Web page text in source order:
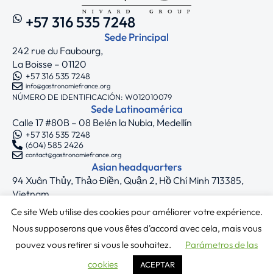
+57 316 535 7248
Sede Principal
242 rue du Faubourg,
La Boisse – 01120
+57 316 535 7248
info@gastronomiefrance.org
NÚMERO DE IDENTIFICACIÓN: W012010079
Sede Latinoamérica
Calle 17 #80B – 08 Belén la Nubia, Medellín
+57 316 535 7248
(604) 585 2426
contact@gastronomiefrance.org
Asian headquarters
94 Xuân Thủy, Thảo Điền, Quận 2, Hồ Chí Minh 713385,
Vietnam
+33 7 75 71 62 44
asia@gastronomiefrance.org
Síguenos
Copyright © 2025 Gastronomie France
Términos y condiciones
|Política de privacidad
Ce site Web utilise des cookies pour améliorer votre expérience.
Nous supposerons que vous êtes d'accord avec cela, mais vous
pouvez vous retirer si vous le souhaitez.
Parámetros de las
cookies
ACEPTAR